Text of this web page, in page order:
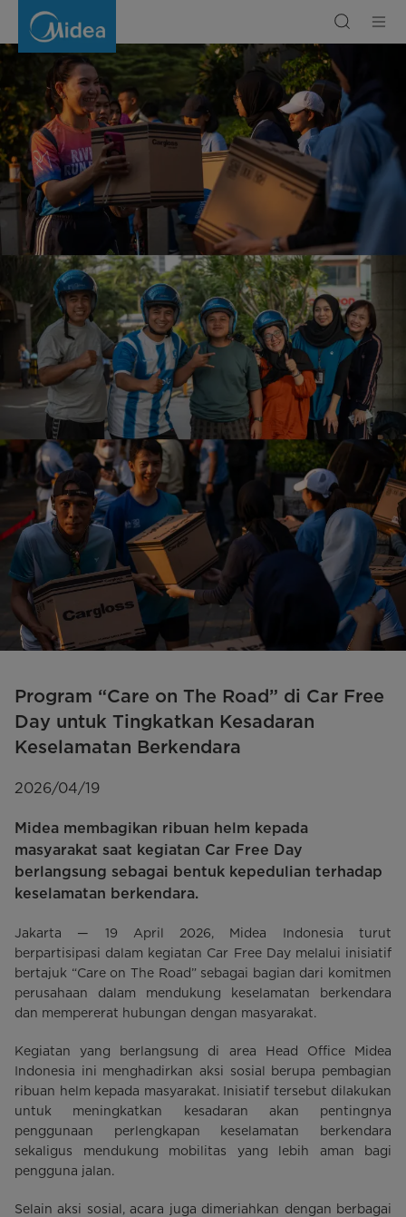
Road
Program “Care on The Road” di Car Free
Day untuk Tingkatkan Kesadaran
Keselamatan Berkendara
Midea membagikan ribuan helm kepada
masyarakat saat kegiatan Car Free Day
berlangsung sebagai bentuk kepedulian terhadap
keselamatan berkendara.
2026/04/19
Jakarta — 19 April 2026, Midea Indonesia turut
berpartisipasi dalam kegiatan Car Free Day melalui inisiatif
bertajuk “Care on The Road” sebagai bagian dari komitmen
perusahaan dalam mendukung keselamatan berkendara
dan mempererat hubungan dengan masyarakat.
Kegiatan yang berlangsung di area Head Office Midea
Indonesia ini menghadirkan aksi sosial berupa pembagian
ribuan helm kepada masyarakat. Inisiatif tersebut dilakukan
untuk meningkatkan kesadaran akan pentingnya
penggunaan perlengkapan keselamatan berkendara
sekaligus mendukung mobilitas yang lebih aman bagi
pengguna jalan.
Selain aksi sosial, acara juga dimeriahkan dengan berbagai